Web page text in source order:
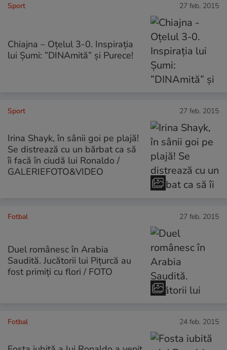
Sport 27 feb. 2015
Chiajna – Oțelul 3-0. Inspirația
lui Șumi: ”DINAmită” și Purece!
Sport 27 feb. 2015
Irina Shayk, în sânii goi pe plajă!
Se distrează cu un bărbat ca să
îi facă în ciudă lui Ronaldo /
GALERIEFOTO&VIDEO
Fotbal 27 feb. 2015
Duel românesc în Arabia
Saudită. Jucătorii lui Pițurcă au
fost primiți cu flori / FOTO
Fotbal 24 feb. 2015